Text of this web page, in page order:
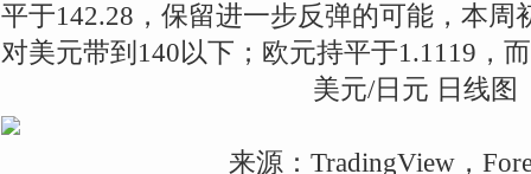
平于142.28，保留进一步反弹的可能，本周
对美元带到140以下；欧元持平于1.1119，
美元/日元 日线图
来源：TradingView，